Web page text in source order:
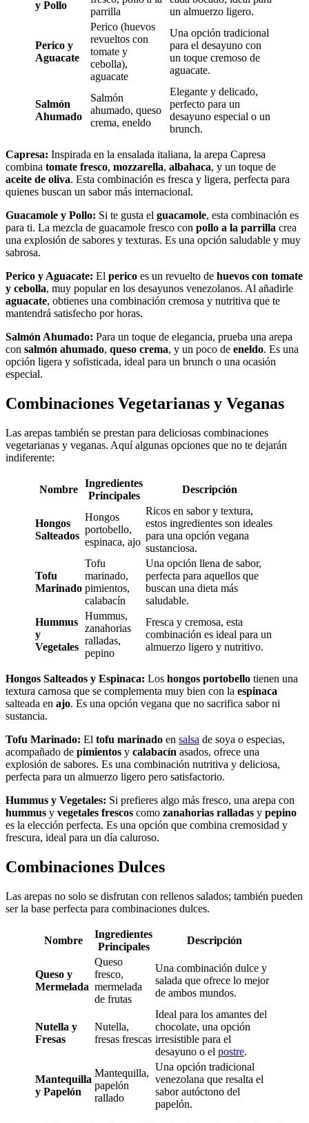
y Pollo
parrilla
un almuerzo ligero.
Perico y
Aguacate
Perico (huevos
revueltos con
tomate y
cebolla),
aguacate
Una opción tradicional
para el desayuno con
un toque cremoso de
aguacate.
Salmón
Ahumado
Salmón
ahumado, queso
crema, eneldo
Elegante y delicado,
perfecto para un
desayuno especial o un
brunch.
Capresa: Inspirada en la ensalada italiana, la arepa Capresa
combina tomate fresco, mozzarella, albahaca, y un toque de
aceite de oliva. Esta combinación es fresca y ligera, perfecta para
quienes buscan un sabor más internacional.
Guacamole y Pollo: Si te gusta el guacamole, esta combinación es
para ti. La mezcla de guacamole fresco con pollo a la parrilla crea
una explosión de sabores y texturas. Es una opción saludable y muy
sabrosa.
Perico y Aguacate: El perico es un revuelto de huevos con tomate
y cebolla, muy popular en los desayunos venezolanos. Al añadirle
aguacate, obtienes una combinación cremosa y nutritiva que te
mantendrá satisfecho por horas.
Salmón Ahumado: Para un toque de elegancia, prueba una arepa
con salmón ahumado, queso crema, y un poco de eneldo. Es una
opción ligera y sofisticada, ideal para un brunch o una ocasión
especial.
Combinaciones Vegetarianas y Veganas
Las arepas también se prestan para deliciosas combinaciones
vegetarianas y veganas. Aquí algunas opciones que no te dejarán
indiferente:
Nombre
Ingredientes
Principales
Descripción
Hongos
Salteados
Hongos
portobello,
espinaca, ajo
Ricos en sabor y textura,
estos ingredientes son ideales
para una opción vegana
sustanciosa.
Tofu
Marinado
Tofu
marinado,
pimientos,
calabacín
Una opción llena de sabor,
perfecta para aquellos que
buscan una dieta más
saludable.
Hummus
y
Vegetales
Hummus,
zanahorias
ralladas,
pepino
Fresca y cremosa, esta
combinación es ideal para un
almuerzo ligero y nutritivo.
Hongos Salteados y Espinaca: Los hongos portobello tienen una
textura carnosa que se complementa muy bien con la espinaca
salteada en ajo. Es una opción vegana que no sacrifica sabor ni
sustancia.
Tofu Marinado: El tofu marinado en salsa de soya o especias,
acompañado de pimientos y calabacín asados, ofrece una
explosión de sabores. Es una combinación nutritiva y deliciosa,
perfecta para un almuerzo ligero pero satisfactorio.
Hummus y Vegetales: Si prefieres algo más fresco, una arepa con
hummus y vegetales frescos como zanahorias ralladas y pepino
es la elección perfecta. Es una opción que combina cremosidad y
frescura, ideal para un día caluroso.
Combinaciones Dulces
Las arepas no solo se disfrutan con rellenos salados; también pueden
ser la base perfecta para combinaciones dulces.
Nombre
Ingredientes
Principales
Descripción
Queso y
Mermelada
Queso
fresco,
mermelada
de frutas
Una combinación dulce y
salada que ofrece lo mejor
de ambos mundos.
Nutella y
Fresas
Nutella,
fresas frescas
Ideal para los amantes del
chocolate, una opción
irresistible para el
desayuno o el postre.
Mantequilla
y Papelón
Mantequilla,
papelón
rallado
Una opción tradicional
venezolana que resalta el
sabor autóctono del
papelón.